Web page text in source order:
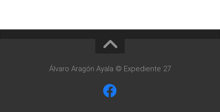
Álvaro Aragón Ayala © Expediente 27